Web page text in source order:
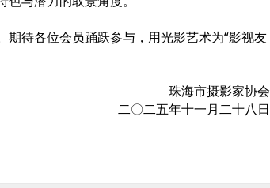
待各位会员踊跃参与，用光影艺术为“影视友
珠海市摄影家协会
二〇二五年十一月二十八日